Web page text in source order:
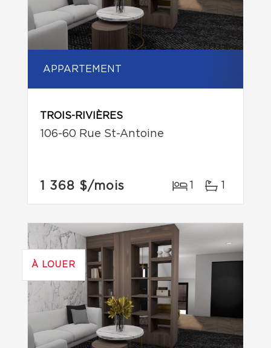
APPARTEMENT
TROIS-RIVIÈRES
106-60 Rue St-Antoine
1 368 $/mois 1 1
À LOUER